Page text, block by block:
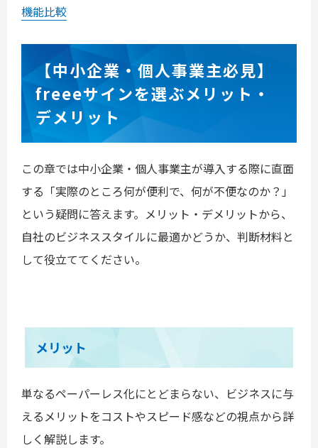
機能比較
【中小企業・個人事業主必見】
freeeサインを選ぶメリット・
デメリット
この章では中小企業・個人事業主が導入する際に直面
する「実際のところ何が便利で、何が不便なのか？」
という疑問に答えます。メリット・デメリットから、
自社のビジネススタイルに最適かどうか、判断材料と
して役立ててください。
メリット
単なるペーパーレス化にとどまらない、ビジネスに与
えるメリットをコストやスピード感などの視点から詳
しく解説します。